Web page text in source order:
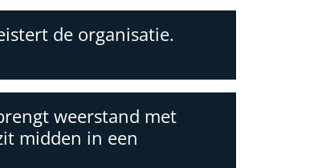
de organisatie.
weerstand met
midden in een